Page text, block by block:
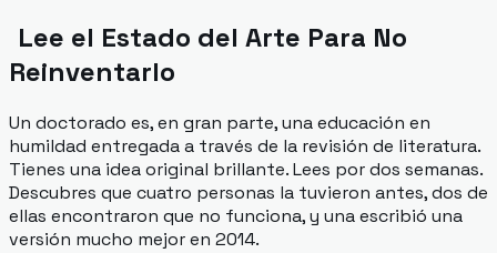
Lee el Estado del Arte Para No
Reinventarlo
Un doctorado es, en gran parte, una educación en
humildad entregada a través de la revisión de literatura.
Tienes una idea original brillante. Lees por dos semanas.
Descubres que cuatro personas la tuvieron antes, dos de
ellas encontraron que no funciona, y una escribió una
versión mucho mejor en 2014.